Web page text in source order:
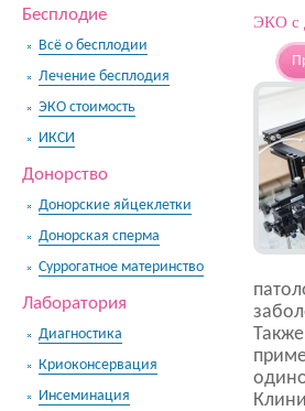
Бесплодие
Всё о бесплодии
Лечение бесплодия
ЭКО стоимость
ИКСИ
Донорство
Донорские яйцеклетки
Донорская сперма
Суррогатное материнство
Лаборатория
Диагностика
Криоконсервация
Инсеминация
ЭКО с